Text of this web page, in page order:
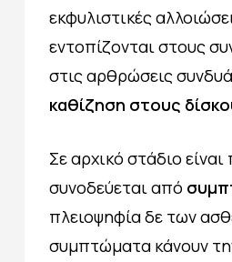
εκφυλιστικές
εντοπίζονται στους
στις αρθρώσεις
καθίζηση στους
Σε αρχικό στάδιο
συνοδεύεται από
πλειοψηφία δε των
συμπτώματα κάνουν